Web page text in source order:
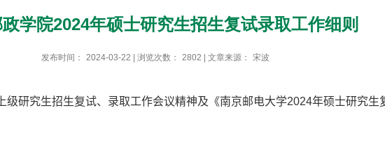
学院2024年硕士研究生招生复试录取工作细则
发布时间： 2024-03-22 | 浏览次数： 2802 | 文章来源： 宋波
研究生招生复试、录取工作会议精神及《南京邮电大学2024年硕士研究生